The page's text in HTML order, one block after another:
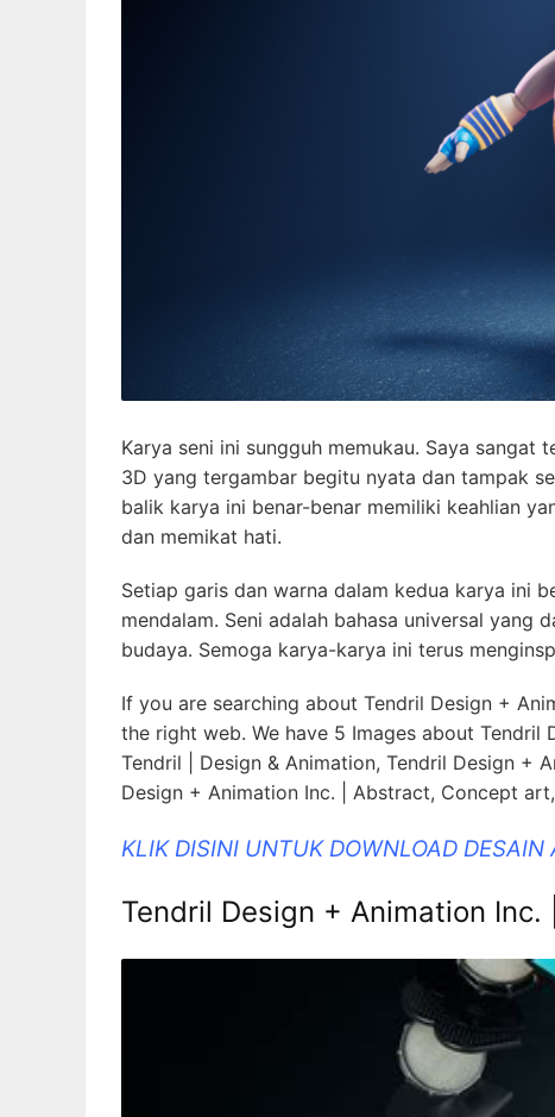
Karya seni ini sungguh memukau. Saya
3D yang tergambar begitu nyata dan tampak
balik karya ini benar-benar memiliki keahlian
dan memikat hati.
Setiap garis dan warna dalam kedua karya ini
mendalam. Seni adalah bahasa universal
budaya. Semoga karya-karya ini terus
If you are searching about Tendril Design +
the right web. We have 5 Images about Tendril
Tendril | Design & Animation, Tendril Design +
Design + Animation Inc. | Abstract, Concept
KLIK DISINI UNTUK DOWNLOAD DESAIN
Tendril Design + Animation